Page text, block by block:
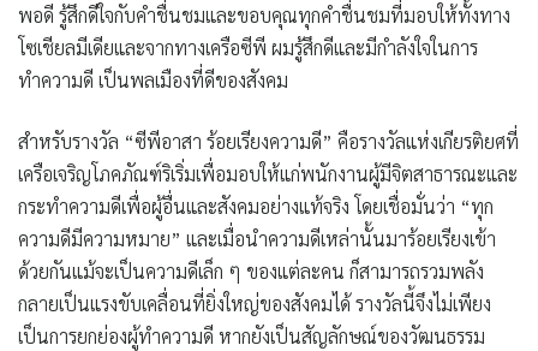
พอดี รู้สึกดีใจกับคำชื่นชมและขอบคุณทุกคำชื่นชมที่มอบให้ทั้งทาง
โซเชียลมีเดียและจากทางเครือซีพี ผมรู้สึกดีและมีกำลังใจในการ
ทำความดี เป็นพลเมืองที่ดีของสังคม
สำหรับรางวัล “ซีพีอาสา ร้อยเรียงความดี” คือรางวัลแห่งเกียรติยศที่
เครือเจริญโภคภัณฑ์ริเริ่มเพื่อมอบให้แก่พนักงานผู้มีจิตสาธารณะและ
กระทำความดีเพื่อผู้อื่นและสังคมอย่างแท้จริง โดยเชื่อมั่นว่า “ทุก
ความดีมีความหมาย” และเมื่อนำความดีเหล่านั้นมาร้อยเรียงเข้า
ด้วยกันแม้จะเป็นความดีเล็ก ๆ ของแต่ละคน ก็สามารถรวมพลัง
กลายเป็นแรงขับเคลื่อนที่ยิ่งใหญ่ของสังคมได้ รางวัลนี้จึงไม่เพียง
เป็นการยกย่องผู้ทำความดี หากยังเป็นสัญลักษณ์ของวัฒนธรรม